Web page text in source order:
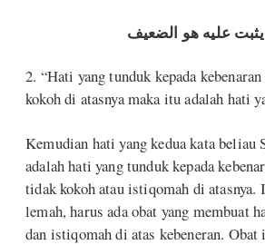
يثبت عليه هو الضعيف
2. “Hati yang tunduk kepada
kokoh di atasnya maka itu adalah hati
Kemudian hati yang kedua kata beliau
adalah hati yang tunduk kepada
tidak kokoh atau istiqomah di atasnya.
lemah, harus ada obat yang membuat
dan istiqomah di atas kebeneran.